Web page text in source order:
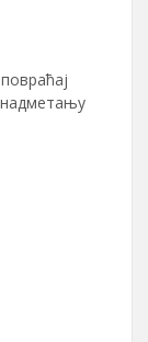
надметању